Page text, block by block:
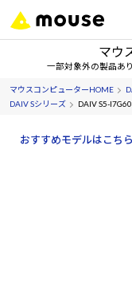
マウ
一部対象外の製品あ
マウスコンピューターHOME
DAIV Sシリーズ
DAIV S5-
おすすめモデルはこちら